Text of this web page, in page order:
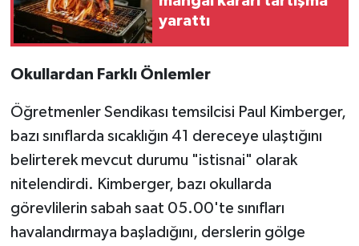
yarattı
Okullardan Farklı Önlemler
Öğretmenler Sendikası temsilcisi Paul Kimberger,
bazı sınıflarda sıcaklığın 41 dereceye ulaştığını
belirterek mevcut durumu "istisnai" olarak
nitelendirdi. Kimberger, bazı okullarda
görevlilerin sabah saat 05.00'te sınıfları
havalandırmaya başladığını, derslerin gölge